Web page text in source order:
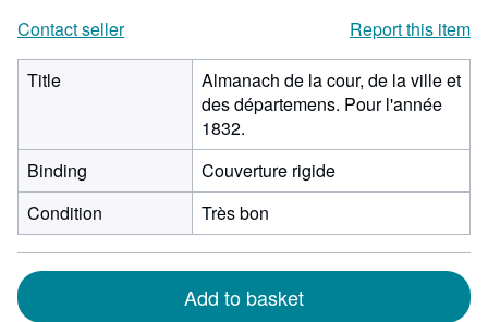
Contact seller
Report this item
Title
Almanach de la cour, de la ville et
des départemens. Pour l'année
1832.
Binding
Couverture rigide
Condition
Très bon
Add to basket